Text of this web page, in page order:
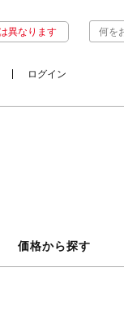
異なります
ログイン
価格から探す